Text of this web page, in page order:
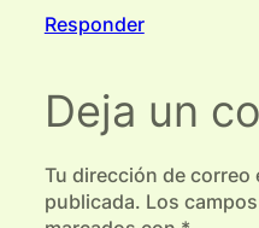
Responder
Deja un
Tu dirección de correo
publicada. Los